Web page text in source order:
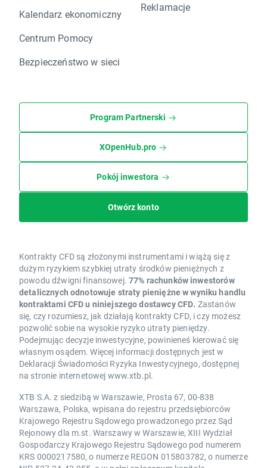
Kalendarz ekonomiczny
Centrum Pomocy
Bezpieczeństwo w sieci
Reklamacje
Program Partnerski
XOpenHub.pro
Pokój inwestora
Otwórz konto
Kontrakty CFD są złożonymi instrumentami i wiążą się z
dużym ryzykiem szybkiej utraty środków pieniężnych z
powodu dźwigni finansowej. 77% rachunków inwestorów
detalicznych odnotowuje straty pieniężne w wyniku handlu
kontraktami CFD u niniejszego dostawcy CFD. Zastanów
się, czy rozumiesz, jak działają kontrakty CFD, i czy możesz
pozwolić sobie na wysokie ryzyko utraty pieniędzy.
Podejmując decyzje inwestycyjne, powinieneś kierować się
własnym osądem. Więcej informacji dostępnych jest w
Deklaracji Świadomości Ryzyka Inwestycyjnego, dostępnej
na stronie internetowej www.xtb.pl.
XTB S.A. z siedzibą w Warszawie, Prosta 67, 00-838
Warszawa, Polska, wpisana do rejestru przedsiębiorców
Krajowego Rejestru Sądowego prowadzonego przez Sąd
Rejonowy dla m.st. Warszawy w Warszawie, XIII Wydział
Gospodarczy Krajowego Rejestru Sądowego pod numerem
KRS 0000217580, o numerze REGON 015803782, o numerze